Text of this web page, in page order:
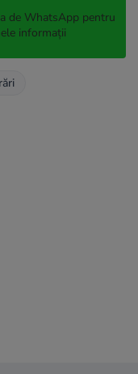
de WhatsApp pentru
informații